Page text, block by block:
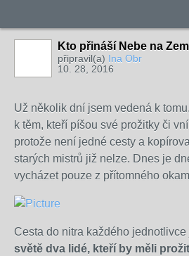
Kto přináší Nebe na Zem
připravil(a) Ina Obr
10. 28, 2016
Už několik dní jsem vedená k
k těm, kteří píšou své prožitky či
protože není jedné cesty a
starých mistrů již nelze. Dnes je
vycházet pouze z přítomného
Cesta do nitra každého jednotlivce
světě dva lidé, kteří by měli